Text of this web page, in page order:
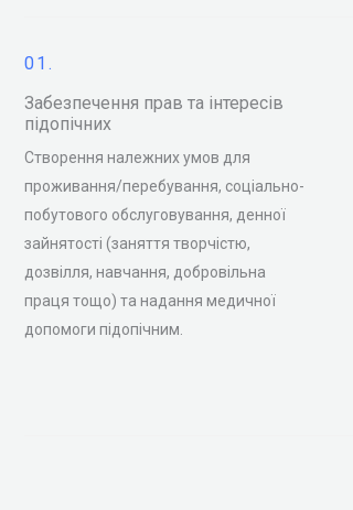
01.
Забезпечення прав та інтересів
підопічних
Створення належних умов для
проживання/перебування, соціально-
побутового обслуговування, денної
зайнятості (заняття творчістю,
дозвілля, навчання, добровільна
праця тощо) та надання медичної
допомоги підопічним.